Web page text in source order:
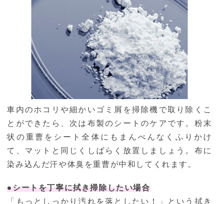
車内のホコリや細かいゴミ屑を掃除機で取り除くこ
とができたら、次は布製のシートのケアです。粉末
状の重曹をシート全体にもまんべんなくふりかけ
て、マットと同じくしばらく放置しましょう。布に
染み込んだ汗や体臭を重曹が中和してくれます。
●シートを丁寧に拭き掃除したい場合
「もっとしっかり汚れを落としたい！」という拭き